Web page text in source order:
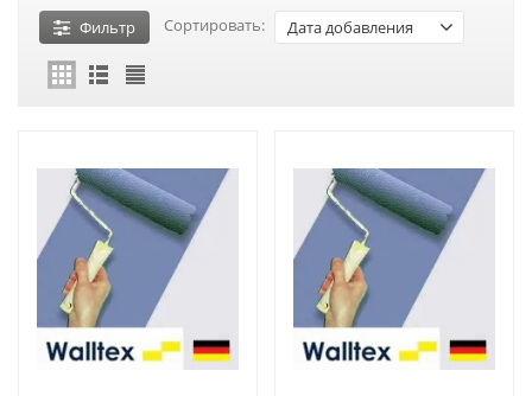
Фильтр Сортировать: Дата добавления